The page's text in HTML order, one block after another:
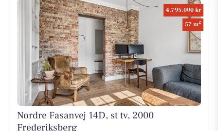
4.795.000 kr
57 m2
Nordre Fasanvej 14D, st tv, 2000
Frederiksberg